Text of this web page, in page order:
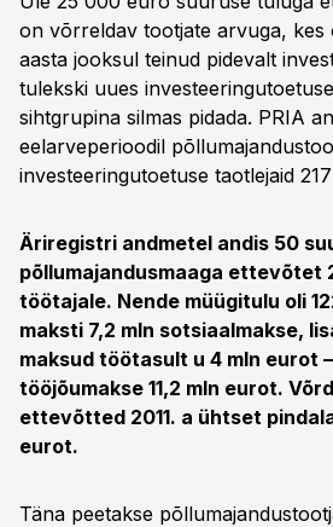
on võrreldav tootjate arvuga, kes
aasta jooksul teinud pidevalt
tulekski uues
sihtgrupina silmas pidada. PRIA
eelarveperioodil
investeeringutoetuse taotlejaid
Äriregistri andmetel andis 50
põllumajandusmaaga ettevõtet
töötajale. Nende müügitulu oli
maksti 7,2 mln sotsiaalmakse,
maksud töötasult u 4 mln eurot
tööjõumakse 11,2 mln eurot.
ettevõtted 2011. a ühtset
eurot.
Täna peetakse